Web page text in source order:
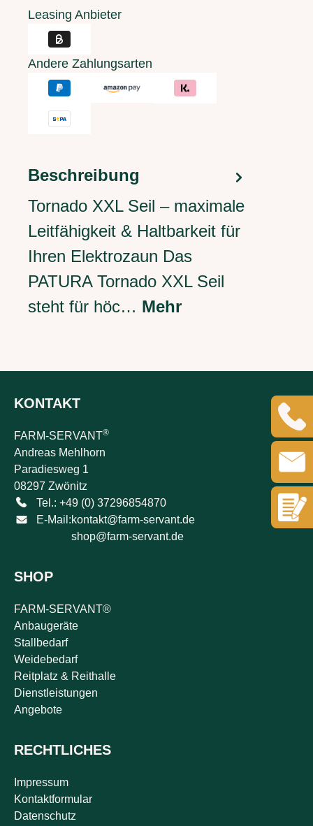
Leasing Anbieter
Andere Zahlungsarten
Beschreibung
Tornado XXL Seil – maximale
Leitfähigkeit & Haltbarkeit für
Ihren Elektrozaun Das
PATURA Tornado XXL Seil
steht für höc… Mehr
KONTAKT
FARM-SERVANT®
Andreas Mehlhorn
Paradiesweg 1
08297 Zwönitz
Tel.: +49 (0) 37296854870
E-Mail:kontakt@farm-servant.de
shop@farm-servant.de
SHOP
FARM-SERVANT®
Anbaugeräte
Stallbedarf
Weidebedarf
Reitplatz & Reithalle
Dienstleistungen
Angebote
RECHTLICHES
Impressum
Kontaktformular
Datenschutz